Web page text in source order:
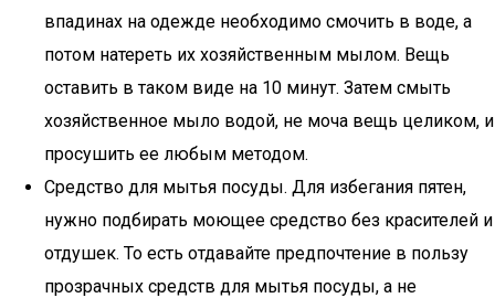
впадинах на одежде необходимо смочить в воде, а
потом натереть их хозяйственным мылом. Вещь
оставить в таком виде на 10 минут. Затем смыть
хозяйственное мыло водой, не моча вещь целиком, и
просушить ее любым методом.
Средство для мытья посуды. Для избегания пятен,
нужно подбирать моющее средство без красителей и
отдушек. То есть отдавайте предпочтение в пользу
прозрачных средств для мытья посуды, а не